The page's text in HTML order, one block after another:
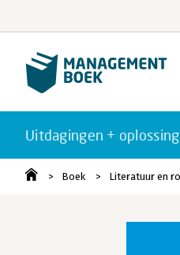
Uitdagingen +
Boek Literatuur en